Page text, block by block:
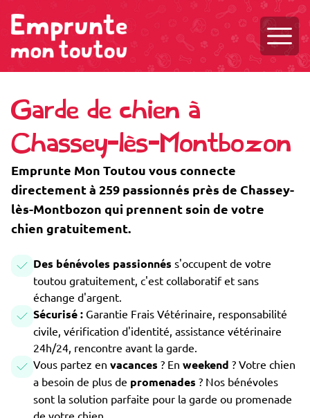
Garde de chien à
Chassey-lès-Montbozon
Emprunte Mon Toutou vous connecte
directement à 259 passionnés près de Chassey-
lès-Montbozon qui prennent soin de votre
chien gratuitement.
Des bénévoles passionnés s'occupent de votre
toutou gratuitement, c'est collaboratif et sans
échange d'argent.
Sécurisé : Garantie Frais Vétérinaire, responsabilité
civile, vérification d'identité, assistance vétérinaire
24h/24, rencontre avant la garde.
Vous partez en vacances ? En weekend ? Votre chien
a besoin de plus de promenades ? Nos bénévoles
sont la solution parfaite pour la garde ou promenade
de votre chien.